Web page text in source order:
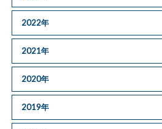
2022年
2021年
2020年
2019年